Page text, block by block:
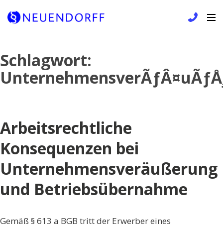
to
content
Schlagwort:
Arbeitsrechtliche
Konsequenzen bei
Unternehmensveräußerung
und Betriebsübernahme
Gemäß § 613 a BGB tritt der Erwerber eines